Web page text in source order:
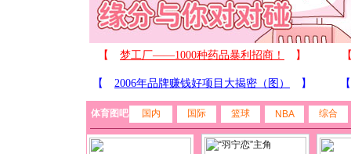
体育图吧 国内 国际 篮球 NBA 综合